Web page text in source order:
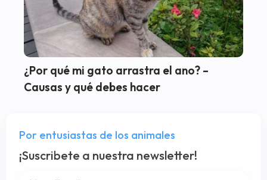
¿Por qué mi gato arrastra el ano? –
Causas y qué debes hacer
Por entusiastas de los animales
¡Suscribete a nuestra newsletter!